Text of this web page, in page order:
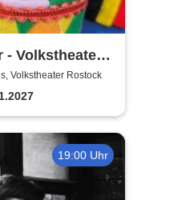
- Volkstheater
Volkstheater Rostock
19:00 Uhr